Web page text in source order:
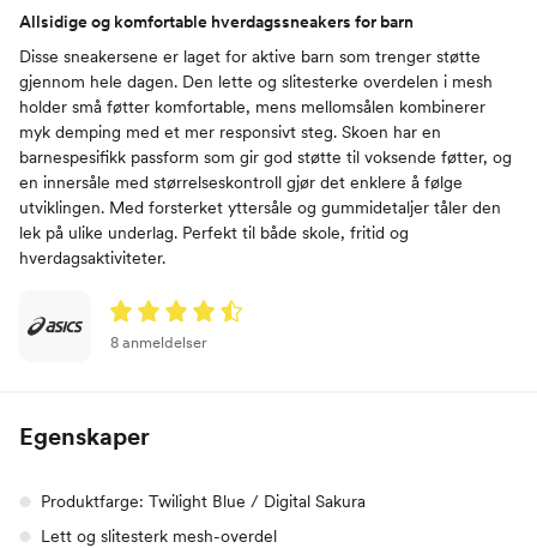
Allsidige og komfortable hverdagssneakers for barn
Disse sneakersene er laget for aktive barn som trenger støtte
gjennom hele dagen. Den lette og slitesterke overdelen i mesh
holder små føtter komfortable, mens mellomsålen kombinerer
myk demping med et mer responsivt steg. Skoen har en
barnespesifikk passform som gir god støtte til voksende føtter, og
en innersåle med størrelseskontroll gjør det enklere å følge
utviklingen. Med forsterket yttersåle og gummidetaljer tåler den
lek på ulike underlag. Perfekt til både skole, fritid og
hverdagsaktiviteter.
8 anmeldelser
Egenskaper
Produktfarge: Twilight Blue / Digital Sakura
Lett og slitesterk mesh-overdel